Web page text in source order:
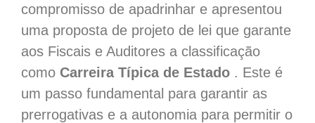
compromisso de apadrinhar e apresentou
uma proposta de projeto de lei que garante
aos Fiscais e Auditores a classificação
como Carreira Típica de Estado . Este é
um passo fundamental para garantir as
prerrogativas e a autonomia para permitir o